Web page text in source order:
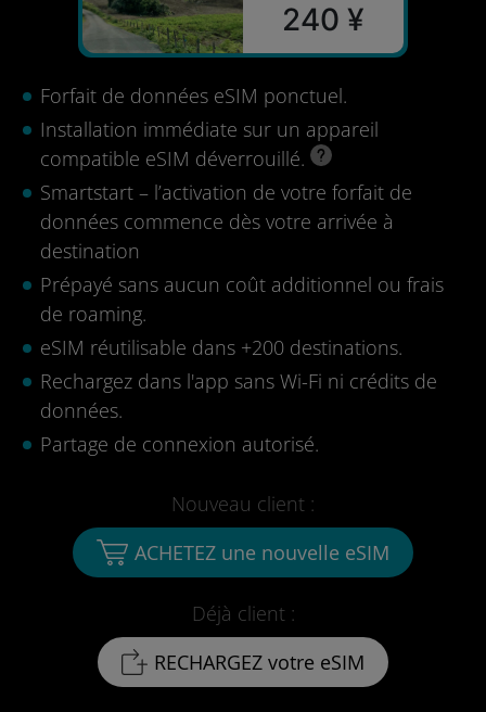
240 ¥
Forfait de données eSIM ponctuel.
Installation immédiate sur un appareil
compatible eSIM déverrouillé.
Smartstart – l’activation de votre forfait de
données commence dès votre arrivée à
destination
Prépayé sans aucun coût additionnel ou frais
de roaming.
eSIM réutilisable dans +200 destinations.
Rechargez dans l'app sans Wi-Fi ni crédits de
données.
Partage de connexion autorisé.
Déjà client :
RECHARGEZ votre eSIM
Nouveau client :
ACHETEZ une nouvelle eSIM